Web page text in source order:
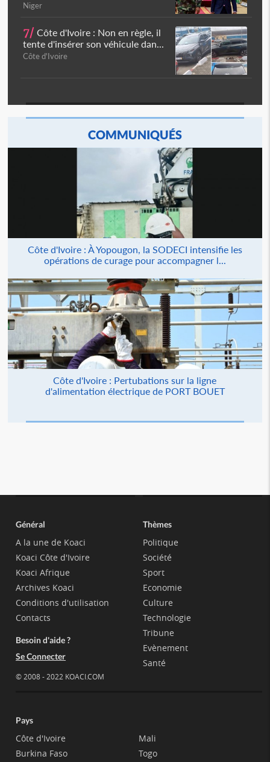
Niger
7/ Côte d'Ivoire : Non en règle, il
tente d'insérer son véhicule dan...
Côte d'Ivoire
COMMUNIQUÉS
Côte d'Ivoire : À Yopougon, la SODECI intensifie les
opérations de curage pour accompagner l...
Côte d'Ivoire : Pertubations sur la ligne
d'alimentation électrique de PORT BOUET
Général
A la une de Koaci
Koaci Côte d'Ivoire
Koaci Afrique
Archives Koaci
Conditions d'utilisation
Contacts
Besoin d'aide ?
Se Connecter
© 2008 - 2022 KOACI.COM
Thèmes
Politique
Société
Sport
Economie
Culture
Technologie
Tribune
Evènement
Santé
Pays
Côte d'Ivoire
Burkina Faso
Mali
Togo